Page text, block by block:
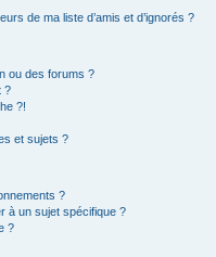
de ma liste d’amis et d’ignorés ?
ou des forums ?
?
?!
et sujets ?
?
à un sujet spécifique ?
?